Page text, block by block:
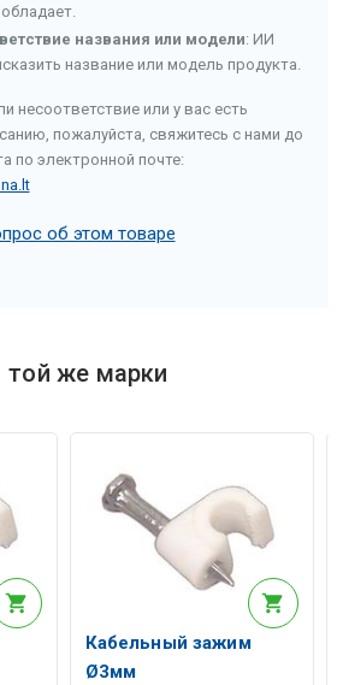
названия или модели: ИИ
название или модель продукта.
несоответствие или у вас есть
пожалуйста, свяжитесь с нами до
по электронной почте:
об этом товаре
той же марки
Кабельный зажим
Ø3мм